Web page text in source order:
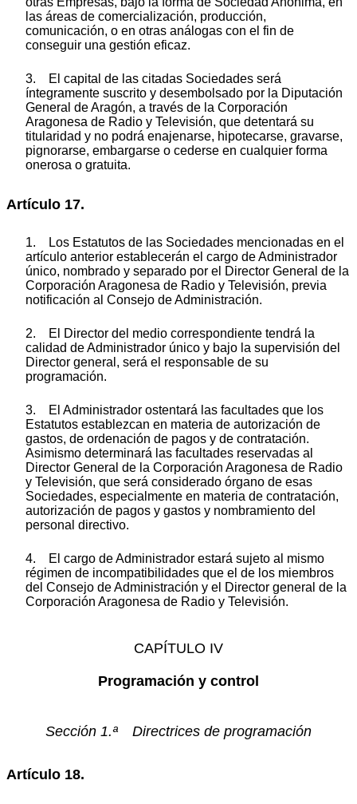
las áreas de comercialización, producción,
comunicación, o en otras análogas con el fin de
conseguir una gestión eficaz.
3. El capital de las citadas Sociedades será
íntegramente suscrito y desembolsado por la Diputación
General de Aragón, a través de la Corporación
Aragonesa de Radio y Televisión, que detentará su
titularidad y no podrá enajenarse, hipotecarse, gravarse,
pignorarse, embargarse o cederse en cualquier forma
onerosa o gratuita.
Artículo 17.
1. Los Estatutos de las Sociedades mencionadas en el
artículo anterior establecerán el cargo de Administrador
único, nombrado y separado por el Director General de la
Corporación Aragonesa de Radio y Televisión, previa
notificación al Consejo de Administración.
2. El Director del medio correspondiente tendrá la
calidad de Administrador único y bajo la supervisión del
Director general, será el responsable de su
programación.
3. El Administrador ostentará las facultades que los
Estatutos establezcan en materia de autorización de
gastos, de ordenación de pagos y de contratación.
Asimismo determinará las facultades reservadas al
Director General de la Corporación Aragonesa de Radio
y Televisión, que será considerado órgano de esas
Sociedades, especialmente en materia de contratación,
autorización de pagos y gastos y nombramiento del
personal directivo.
4. El cargo de Administrador estará sujeto al mismo
régimen de incompatibilidades que el de los miembros
del Consejo de Administración y el Director general de la
Corporación Aragonesa de Radio y Televisión.
CAPÍTULO IV
Programación y control
Sección 1.ª Directrices de programación
Artículo 18.